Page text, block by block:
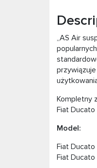
„AS Air
Kompletny
Fiat
Model:
Fiat Ducato
Fiat Ducato